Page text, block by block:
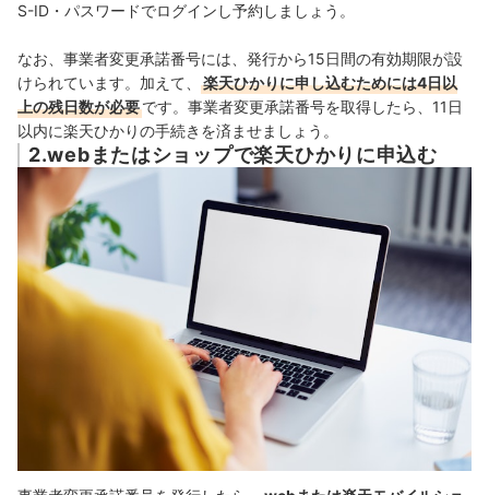
S-ID・パスワードでログインし予約しましょう。
なお、事業者変更承諾番号には、発行から15日間の有効期限が設
けられています。加えて、
楽天ひかりに申し込むためには4日以
上の残日数が必要です。事業者変更承諾番号を取得したら、11日
以内に楽天ひかりの手続きを済ませましょう。
2.webまたはショップで楽天ひかりに申込む